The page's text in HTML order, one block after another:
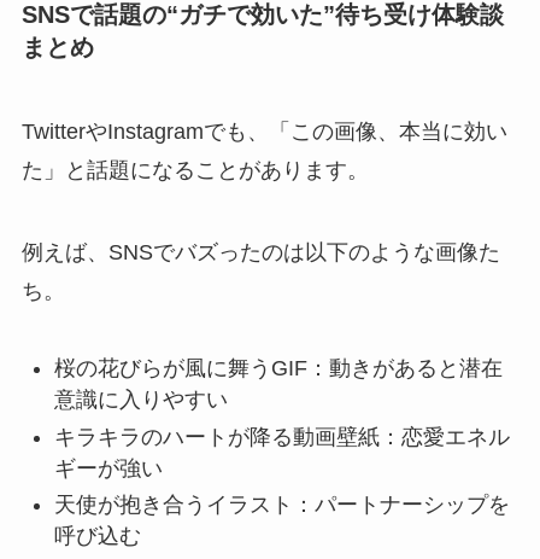
SNSで話題の“ガチで効いた”待ち受け体験談
まとめ
TwitterやInstagramでも、「この画像、本当に効い
た」と話題になることがあります。
例えば、SNSでバズったのは以下のような画像た
ち。
桜の花びらが風に舞うGIF：動きがあると潜在
意識に入りやすい
キラキラのハートが降る動画壁紙：恋愛エネル
ギーが強い
天使が抱き合うイラスト：パートナーシップを
呼び込む